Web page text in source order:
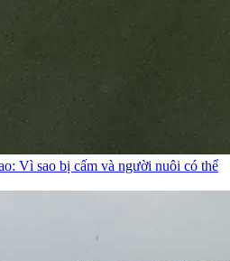
Vì sao bị cấm và người nuôi có thể